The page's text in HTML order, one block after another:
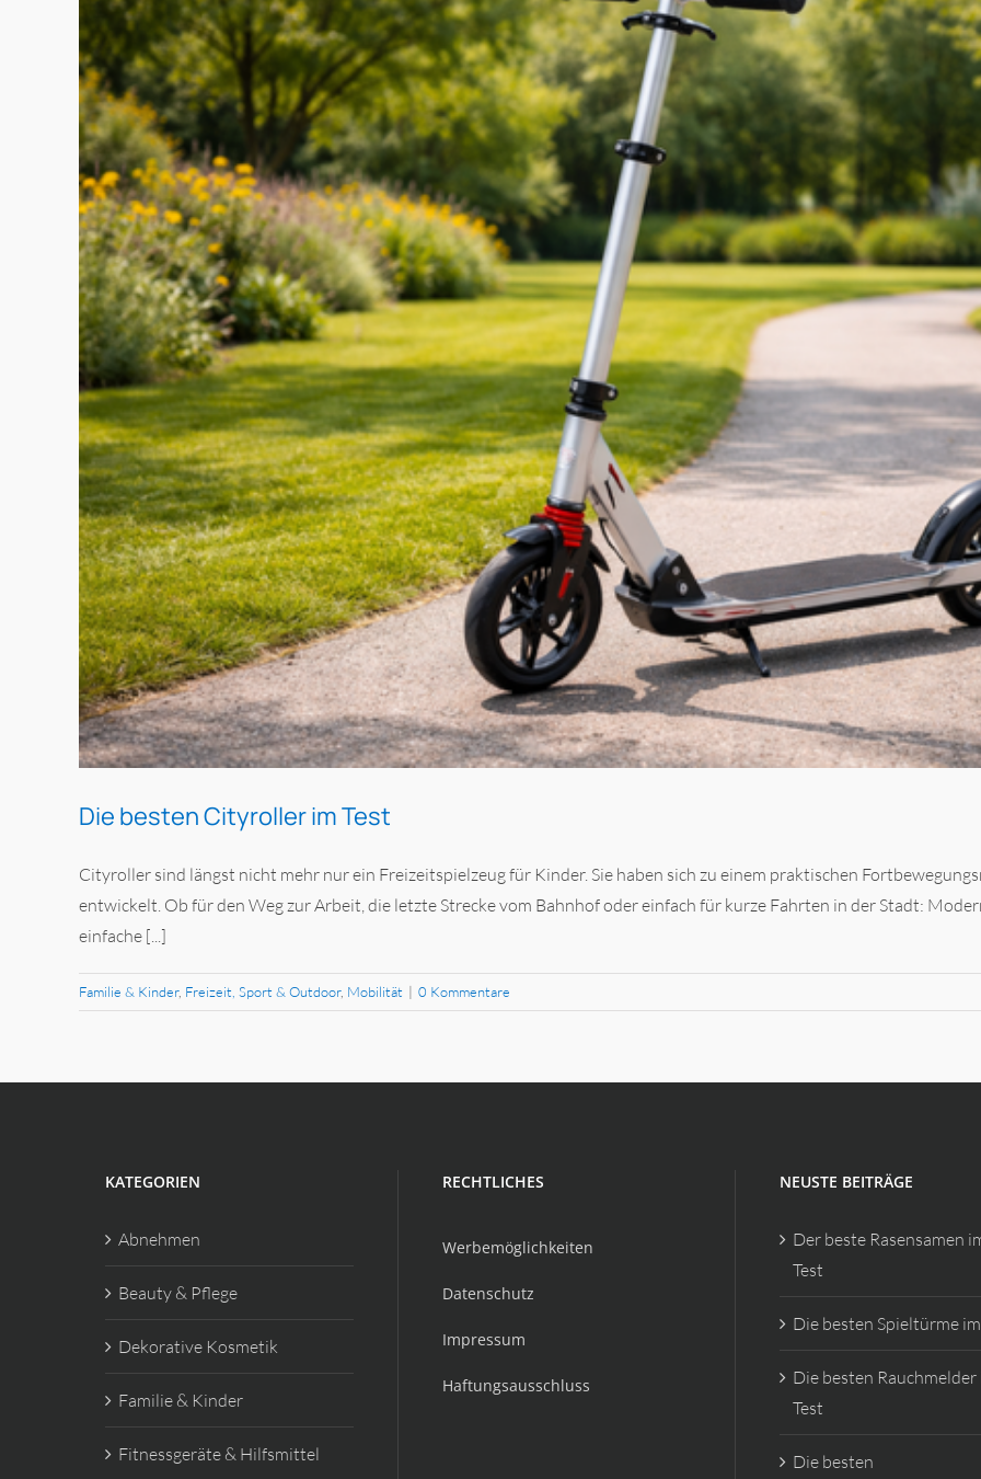
Die besten Cityroller im Test
Cityroller sind längst nicht mehr nur ein Freizeitspielzeug für Kinder. Sie haben sich zu einem praktischen
entwickelt. Ob für den Weg zur Arbeit, die letzte Strecke vom Bahnhof oder einfach für kurze Fahrten in der Stadt:
einfache [...]
Familie & Kinder, Freizeit, Sport & Outdoor, Mobilität | 0 Kommentare
KATEGORIEN
Abnehmen
Beauty & Pflege
Dekorative Kosmetik
Familie & Kinder
Fitnessgeräte & Hilfsmittel
RECHTLICHES
Werbemöglichkeiten
Datenschutz
Impressum
Haftungsausschluss
NEUSTE BEITRÄGE
Der beste Rasensamen
Test
Die besten Spieltürme
Die besten Rauchmelder
Test
Die besten